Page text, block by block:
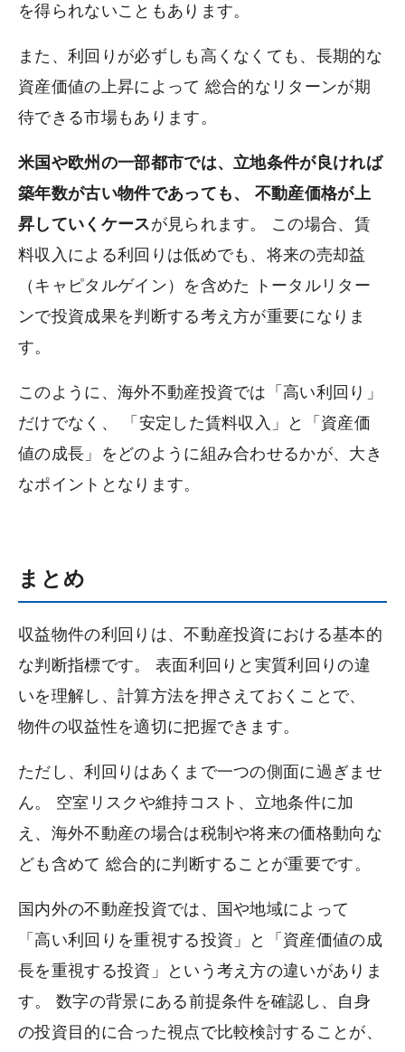
を得られないこともあります。
また、利回りが必ずしも高くなくても、長期的な
資産価値の上昇によって 総合的なリターンが期
待できる市場もあります。
米国や欧州の一部都市では、立地条件が良ければ
築年数が古い物件であっても、 不動産価格が上
昇していくケースが見られます。 この場合、賃
料収入による利回りは低めでも、将来の売却益
（キャピタルゲイン）を含めた トータルリター
ンで投資成果を判断する考え方が重要になりま
す。
このように、海外不動産投資では「高い利回り」
だけでなく、 「安定した賃料収入」と「資産価
値の成長」をどのように組み合わせるかが、大き
なポイントとなります。
まとめ
収益物件の利回りは、不動産投資における基本的
な判断指標です。 表面利回りと実質利回りの違
いを理解し、計算方法を押さえておくことで、
物件の収益性を適切に把握できます。
ただし、利回りはあくまで一つの側面に過ぎませ
ん。 空室リスクや維持コスト、立地条件に加
え、海外不動産の場合は税制や将来の価格動向な
ども含めて 総合的に判断することが重要です。
国内外の不動産投資では、国や地域によって
「高い利回りを重視する投資」と「資産価値の成
長を重視する投資」という考え方の違いがありま
す。 数字の背景にある前提条件を確認し、自身
の投資目的に合った視点で比較検討することが、